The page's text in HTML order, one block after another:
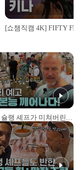
[예고] 미슐랭 셰프가 미쳐버린 이유! 본능이 깨어난 사건은?